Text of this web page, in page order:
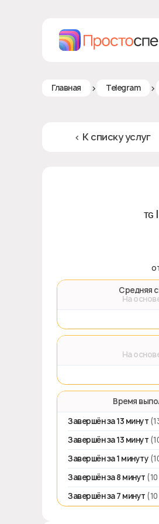
Главная > Telegram >
< К списку услуг
ᴛɢ
🚀 Средняя
На
На
⏱️ Время
Завершён за 13 минут
Завершён за 13 минут
Завершён за 1 минуту
Завершён за 8 минут
Завершён за 7 минут